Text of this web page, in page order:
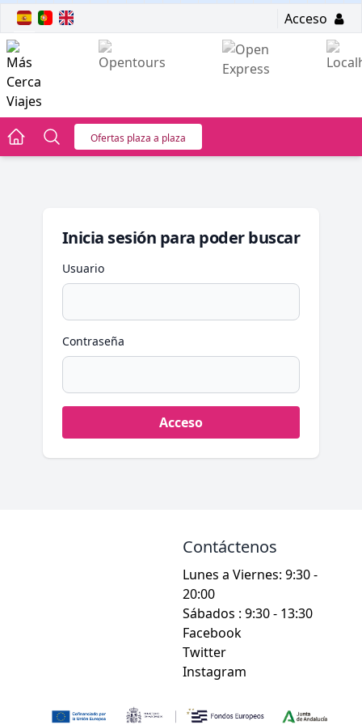
Acceso
Ofertas plaza a plaza
Inicia sesión para poder buscar
Usuario
Contraseña
Contáctenos
Lunes a Viernes: 9:30 -
20:00
Sábados : 9:30 - 13:30
Facebook
Twitter
Instagram